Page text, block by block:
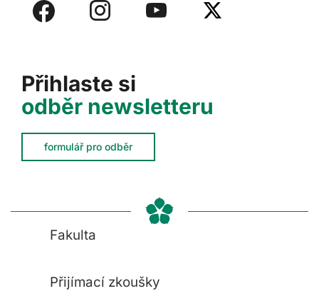
Přihlaste si
odběr newsletteru
formulář pro odběr
Fakulta
Přijímací zkoušky